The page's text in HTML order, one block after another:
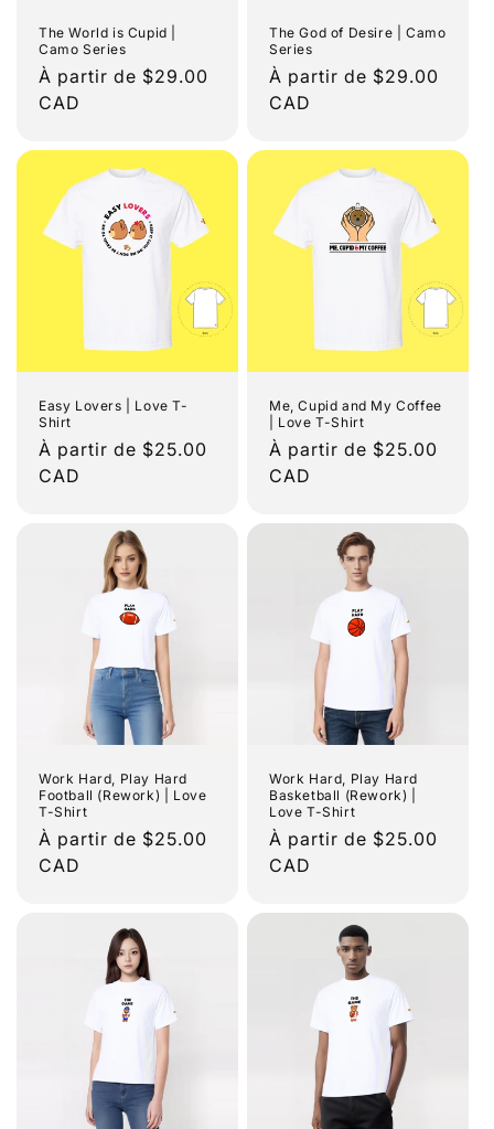
The World is Cupid |
Camo Series
Prix
habituel
À partir de $29.00
CAD
The God of Desire | Camo
Series
Prix
habituel
À partir de $29.00
CAD
Easy Lovers | Love T-
Shirt
Prix
habituel
À partir de $25.00
CAD
Me, Cupid and My Coffee
| Love T-Shirt
Prix
habituel
À partir de $25.00
CAD
Work Hard, Play Hard
Football (Rework) | Love
T-Shirt
Prix
habituel
À partir de $25.00
CAD
Work Hard, Play Hard
Basketball (Rework) |
Love T-Shirt
Prix
habituel
À partir de $25.00
CAD